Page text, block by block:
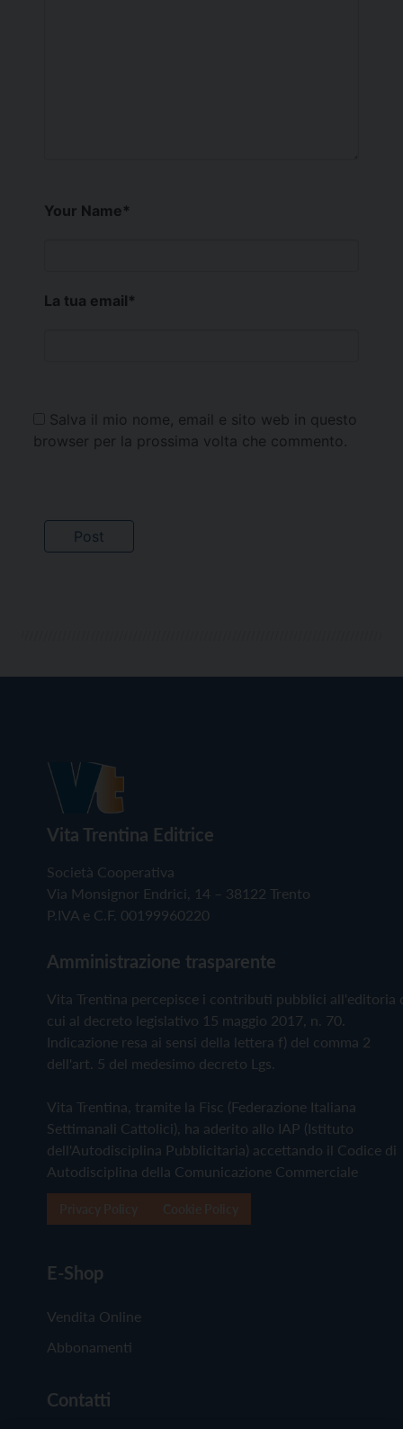
Your Name*
La tua email*
Salva il mio nome, email e sito web in questo
browser per la prossima volta che commento.
Vita Trentina Editrice
Società Cooperativa
Via Monsignor Endrici, 14 – 38122 Trento
P.IVA e C.F. 00199960220
Amministrazione trasparente
Vita Trentina percepisce i contributi pubblici all'editoria
cui al decreto legislativo 15 maggio 2017, n. 70.
Indicazione resa ai sensi della lettera f) del comma 2
dell'art. 5 del medesimo decreto Lgs.
Vita Trentina, tramite la Fisc (Federazione Italiana
Settimanali Cattolici), ha aderito allo IAP (Istituto
dell'Autodisciplina Pubblicitaria) accettando il Codice di
Autodisciplina della Comunicazione Commerciale
E-Shop
Vendita Online
Abbonamenti
Contatti